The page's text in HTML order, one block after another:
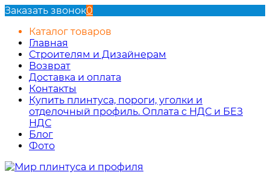
Заказать звонок0
Каталог товаров
Главная
Строителям и Дизайнерам
Возврат
Доставка и оплата
Контакты
Купить плинтуса, пороги, уголки и
отделочный профиль. Оплата с НДС и БЕЗ
НДС
Блог
Фото